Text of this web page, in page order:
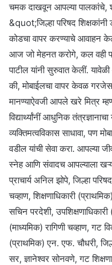
चमक दाखवून आपल्या पालकांचे,
&quot;जिल्हा परिषद
कोडचा वापर करण्याचे आवाहन
आज जो मेहनत करोगे, कल वही
पाटील यांनी सुरुवात केलीं.
की, मोबाईलचा वापर केवळ
मानण्याऐवजी आपले खरे मित्र
विद्यार्थ्यांनीं आधुनिक
व्यक्तिमत्वविकास साधावा, पण
वडील यांची सेवा करा. आपल्या
स्नेह आणि संवादच आपल्याला
प्राचार्य अनिल झोपे, जिल्हा
चव्हाण, शिक्षणाधिकारी
सचिन परदेशी,
(माध्यमिक) रागिणी चव्हाण, गट
(प्राथमिक) एन. एफ. चौधरी,
सर, ज्ञानेश्वर सोनवणे, गट